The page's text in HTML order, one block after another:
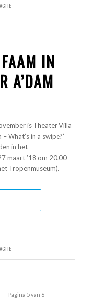
IN
A’DAM
is Theater Villa
What’s in a swipe?’
in het
maart ’18 om 20.00
Tropenmuseum).
Pagina 5 van 6